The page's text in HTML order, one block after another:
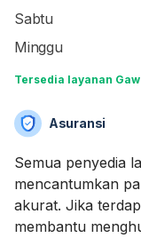
Sabtu
Minggu
Tersedia layanan
Asuransi
Semua penyedia
mencantumkan
akurat. Jika
membantu